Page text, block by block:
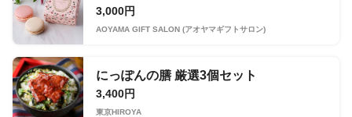
3,000円
AOYAMA GIFT SALON (アオヤマギフトサロン)
にっぽんの膳 厳選3個セット
3,400円
東京HIROYA